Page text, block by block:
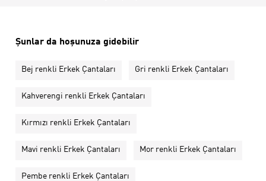
Şunlar da hoşunuza gidebilir
Bej renkli Erkek Çantaları Gri renkli Erkek Çantaları
Kahverengi renkli Erkek Çantaları
Kırmızı renkli Erkek Çantaları
Mavi renkli Erkek Çantaları Mor renkli Erkek Çantaları
Pembe renkli Erkek Çantaları